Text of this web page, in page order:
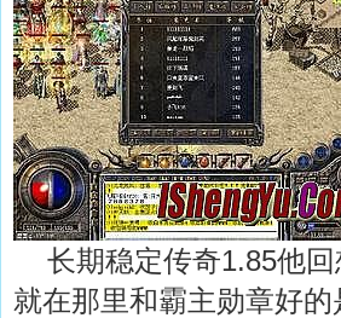
长期稳定传奇1.85他回
就在那里和霸主勋章好